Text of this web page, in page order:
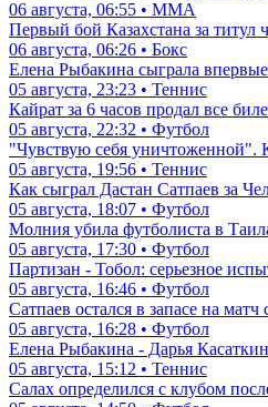
06 августа, 06:55 • ММА
Первый бой Казахстана за титул
06 августа, 06:26 • Бокс
Елена Рыбакина сыграла
05 августа, 23:23 • Теннис
Кайрат за 6 часов продал все
05 августа, 22:32 • Футбол
"Чувствую себя уничтоженной".
05 августа, 19:56 • Теннис
Как сыграл Дастан Сатпаев за
05 августа, 18:07 • Футбол
Молния убила футболиста в
05 августа, 17:30 • Футбол
Партизан - Тобол: серьезное
05 августа, 16:46 • Футбол
Сатпаев остался в запасе на
05 августа, 16:28 • Футбол
Елена Рыбакина - Дарья
05 августа, 15:12 • Теннис
Салах определился с клубом